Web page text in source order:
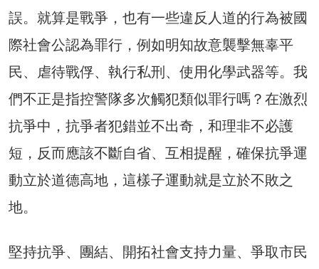
誤。就算是戰爭，也有一些違反人道的行為被國
際社會公認為罪行，例如明知故意襲擊無辜平
民、虐待戰俘、執行私刑、使用化學武器等。我
們不正是指控警隊多次觸犯類似罪行嗎？在激烈
抗爭中，抗爭者犯錯並不出奇，和理非不必護
短，反而應該不斷自省、互相提醒，確保抗爭運
動立於道德高地，這樣子運動就是立於不敗之
地。
堅持抗爭、團結、開拓社會支持力量、爭取市民